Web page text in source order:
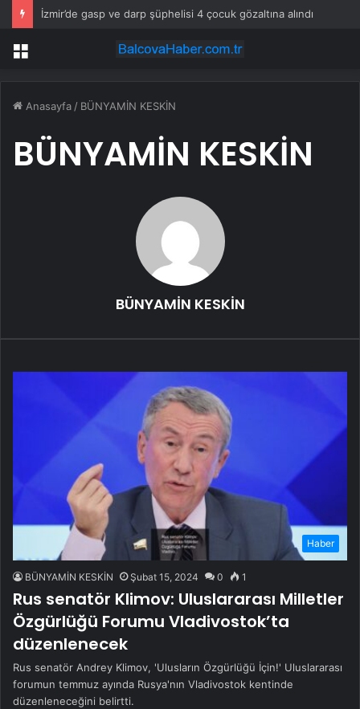
İzmir’de gasp ve darp şüphelisi 4 çocuk gözaltına alındı
Menü
Anasayfa / BÜNYAMİN KESKİN
BÜNYAMİN KESKİN
BÜNYAMİN KESKİN
Haber
BÜNYAMİN KESKİN Şubat 15, 2024 0 1
Rus senatör Klimov: Uluslararası Milletler
Özgürlüğü Forumu Vladivostok’ta
düzenlenecek
Rus senatör Andrey Klimov, 'Ulusların Özgürlüğü İçin!' Uluslararası
forumun temmuz ayında Rusya'nın Vladivostok kentinde
düzenleneceğini belirtti.